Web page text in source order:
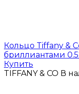
Кольцо Tiffany &
бриллиантами
Купить
TIFFANY & CO В